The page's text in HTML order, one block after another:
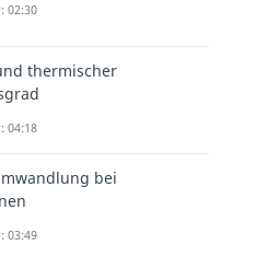
reversiblen Prozess
Dissipationsarbeit
werden und wir
der Wärme und der
Arbeit.
02:30
thermischer
04:18
bei
03:49